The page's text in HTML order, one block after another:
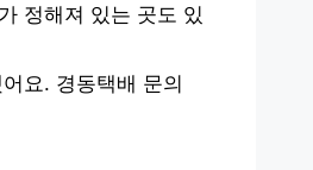
정해져 있는 곳도 있
요. 경동택배 문의